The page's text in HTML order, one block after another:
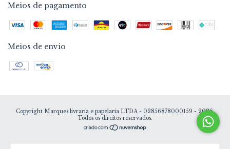
Meios de pagamento
Meios de envio
Copyright Marques livraria e papelaria LTDA - 02856878000159 - 2026.
Todos os direitos reservados.